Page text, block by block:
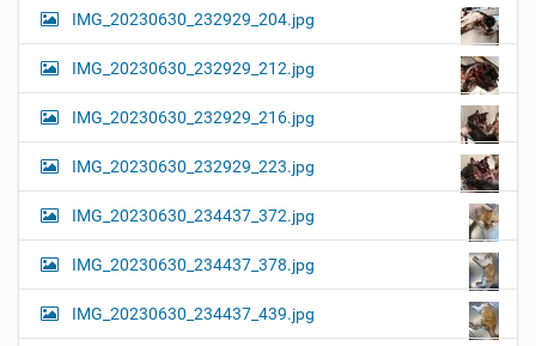
IMG_20230630_232929_204.jpg
IMG_20230630_232929_212.jpg
IMG_20230630_232929_216.jpg
IMG_20230630_232929_223.jpg
IMG_20230630_234437_372.jpg
IMG_20230630_234437_378.jpg
IMG_20230630_234437_439.jpg